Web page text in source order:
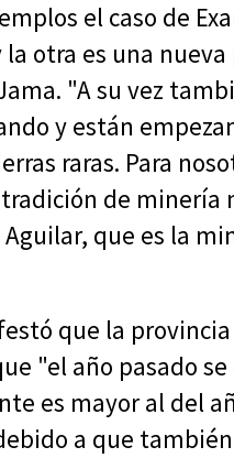
el caso de
otra es una
"A su vez
y están
raras. Para
de minería
que es la
que la
"el año pasado
es mayor al del
a que